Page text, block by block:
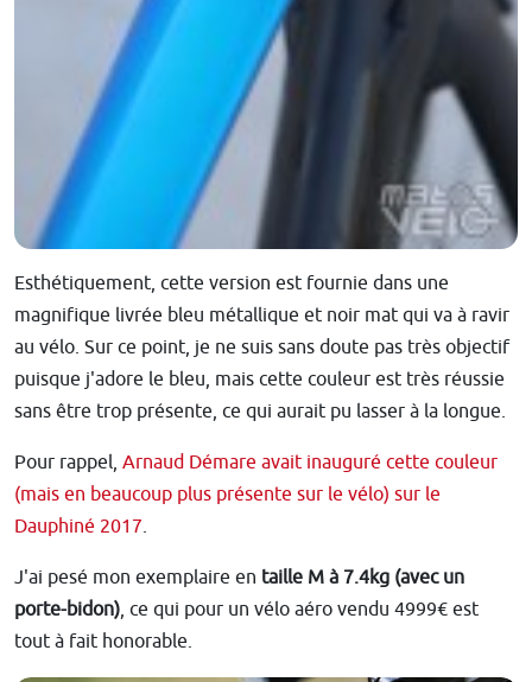
Esthétiquement, cette version est fournie dans une
magnifique livrée bleu métallique et noir mat qui va à ravir
au vélo. Sur ce point, je ne suis sans doute pas très objectif
puisque j'adore le bleu, mais cette couleur est très réussie
sans être trop présente, ce qui aurait pu lasser à la longue.
Pour rappel, Arnaud Démare avait inauguré cette couleur
(mais en beaucoup plus présente sur le vélo) sur le
Dauphiné 2017.
J'ai pesé mon exemplaire en taille M à 7.4kg (avec un
porte-bidon), ce qui pour un vélo aéro vendu 4999€ est
tout à fait honorable.